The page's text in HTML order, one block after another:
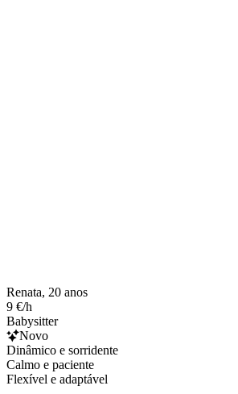
Renata, 20 anos
9 €/h
Babysitter
Novo
Dinâmico e sorridente
Calmo e paciente
Flexível e adaptável